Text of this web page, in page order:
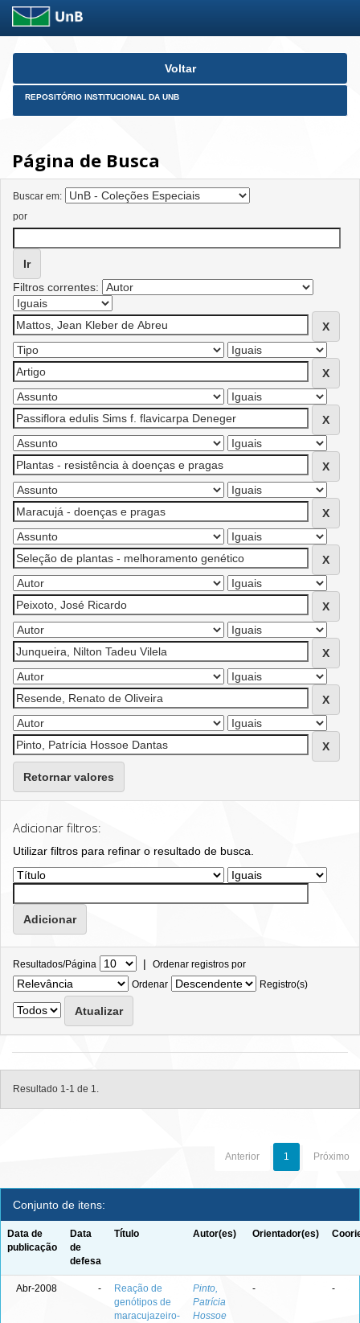
Skip
Voltar
REPOSITÓRIO INSTITUCIONAL DA UNB
Página de Busca
Buscar em:
por
Filtros correntes:
Retornar valores
Adicionar filtros:
Utilizar filtros para refinar o resultado de busca.
Resultados/Página | Ordenar registros por
Ordenar
Registro(s)
Resultado 1-1 de 1.
Anterior 1 Próximo
Conjunto de itens:
Data de
publicação
Data
de
defesa
Título Autor(es) Orientador(es)
Abr-2008 -
Reação de
genótipos de
maracujazeiro-
Pinto,
Patrícia
Hossoe
- -